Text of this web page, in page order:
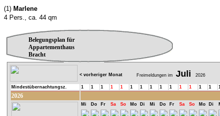
(1) Marlene
4 Pers., ca. 44 qm
Belegungsplan für
Appartementhaus
Bracht
< vorheriger Monat Freimeldungen im Juli 2026
Mindestübernachtungsz. 1 1 1 1 1 1 1 1 1 1 1 1 1 1
2026
Mi Do Fr Sa So Mo Di Mi Do Fr Sa So Mo Di